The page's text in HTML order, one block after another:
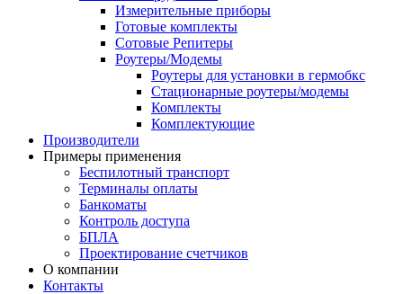
Измерительные приборы
Готовые комплекты
Сотовые Репитеры
Роутеры/Модемы
Роутеры для установки в гермобкс
Стационарные роутеры/модемы
Комплекты
Комплектующие
Производители
Примеры применения
Беспилотный транспорт
Терминалы оплаты
Банкоматы
Контроль доступа
БПЛА
Проектирование счетчиков
О компании
Контакты